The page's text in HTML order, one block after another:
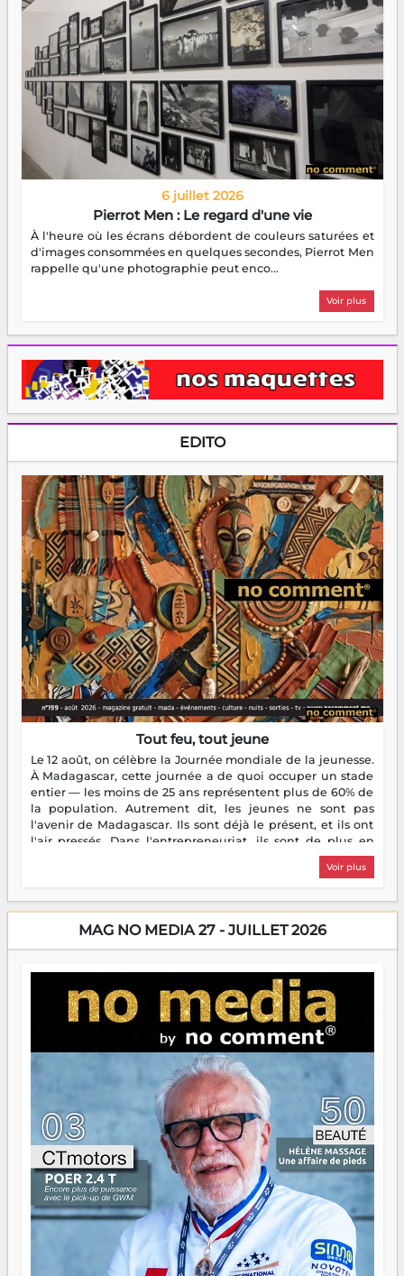
6 juillet 2026
Pierrot Men : Le regard d'une vie
À l'heure où les écrans débordent de couleurs saturées et
d'images consommées en quelques secondes, Pierrot Men
rappelle qu'une photographie peut enco...
Voir plus
EDITO
Tout feu, tout jeune
Le 12 août, on célèbre la Journée mondiale de la jeunesse.
À Madagascar, cette journée a de quoi occuper un stade
entier — les moins de 25 ans représentent plus de 60% de
la population. Autrement dit, les jeunes ne sont pas
l'avenir de Madagascar. Ils sont déjà le présent, et ils ont
l'air pressés. Dans l'entrepreneuriat, ils sont de plus en
plus nombreux à se lancer, à créer, à risquer — souvent
sans filet, souvent sans aide, mais toujours avec cette
dorment vraiment la nuit. En culture, les nouvelles sont
encore meilleures. Aina Rasamoelina vient de décrocher le
Prix RFI Instrumental Afrique. Miangaly Elia rafle le Prix
jeunes qui tiennent la torche. Alors oui, on pourrait
s'arrêter là, applaudir et rentrer chez soi satisfait. Mais ce
serait passer à côté d'une chose essentielle. La fougue, ça
brûle fort — et parfois, ça brûle vite. Une flamme sans
direction peut éclairer autant qu'elle peut consumer. C'est
là que les aînés entrent en scène — pas pour reprendre le
gouvernail, mais pour montrer où sont les récifs. Les jeunes
ont la force, les vieux ont l'expérience, comme on dit. Ce
n'est pas un combat de générations — c'est une question
d'équipage. Partagez vos réussites, mais aussi vos échecs.
Surtout vos échecs, d'ailleurs — ils enseignent mieux que
n'importe quel manuel. À Madagascar, la barque avance.
Il faut juste s'assurer que tout le monde rame dans le
même sens.
Voir plus
MAG NO MEDIA 27 - JUILLET 2026